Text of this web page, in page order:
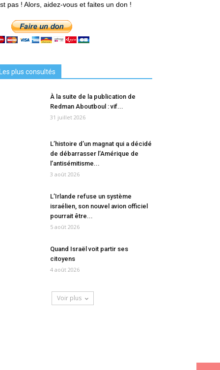
pas ! Alors, aidez-vous et faites un don !
Les plus consultés
À la suite de la publication de
Redman Aboutboul : vif...
31 juillet 2026
L’histoire d’un magnat qui a décidé
de débarrasser l’Amérique de
l’antisémitisme...
3 août 2026
L’Irlande refuse un système
israélien, son nouvel avion officiel
pourrait être...
5 août 2026
Quand Israël voit partir ses
citoyens
4 août 2026
Voir plus